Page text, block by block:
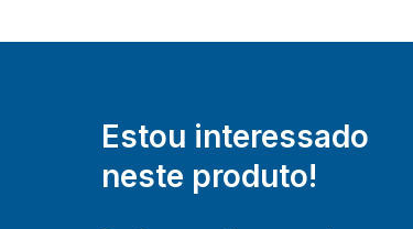
Estou interessado
neste produto!